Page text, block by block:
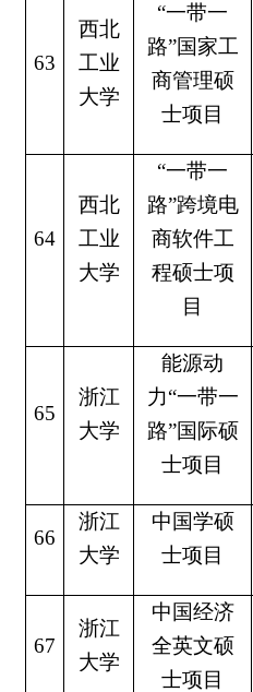
63
西北
工业
大学
“一带一
路”国家工
商管理硕
士项目
64
西北
工业
大学
“一带一
路”跨境电
商软件工
程硕士项
目
65
浙江
大学
能源动
力“一带一
路”国际硕
士项目
66
浙江
大学
中国学硕
士项目
67
浙江
大学
中国经济
全英文硕
士项目